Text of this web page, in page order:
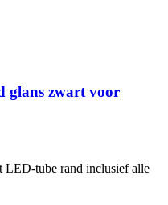
glans zwart voor
LED-tube rand inclusief alle